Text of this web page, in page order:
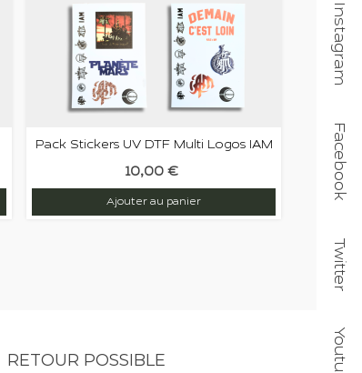
Pack Stickers UV DTF Multi Logos IAM
10,00 €
Ajouter au panier
RETOUR POSSIBLE
Instagram
Facebook
Twitter
Youtube